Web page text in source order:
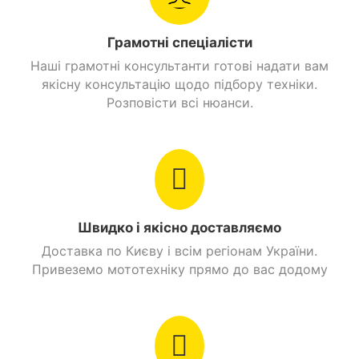
Прогумовані платформи для ніг.
Фари передні Є
Кнопка увім/ вимк.
світло
Є
Грамотні спеціалісти
Наші грамотні консультанти готові надати вам
якісну консультацію щодо підбору техніки.
Розповісти всі нюанси.
Швидко і якісно доставляємо
Доставка по Києву і всім регіонам України.
Привеземо мототехніку прямо до вас додому